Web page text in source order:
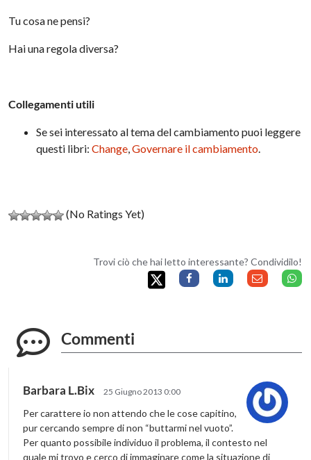
Tu cosa ne pensi?
Hai una regola diversa?
Collegamenti utili
Se sei interessato al tema del cambiamento puoi leggere
questi libri:Change,Governare il cambiamento.
(No Ratings Yet)
Trovi ciò che hai letto interessante? Condividilo!
Commenti
Barbara L.Bix 25 Giugno 2013 0:00
Per carattere io non attendo che le cose capitino,
pur cercando sempre di non “buttarmi nel vuoto”.
Per quanto possibile individuo il problema, il contesto nel
quale mi trovo e cerco di immaginare come la situazione di